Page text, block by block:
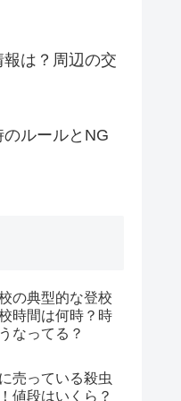
は？周辺の交
ルールとNG
の典型的な登校
時間は何時？時
なってる？
売っている殺虫
値段はいくら？